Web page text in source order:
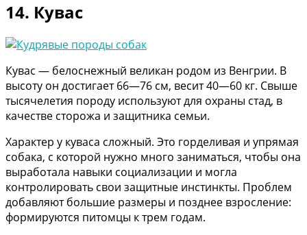
14. Кувас
Кувас — белоснежный великан родом из Венгрии. В
высоту он достигает 66—76 см, весит 40—60 кг. Свыше
тысячелетия породу используют для охраны стад, в
качестве сторожа и защитника семьи.
Характер у куваса сложный. Это горделивая и упрямая
собака, с которой нужно много заниматься, чтобы она
выработала навыки социализации и могла
контролировать свои защитные инстинкты. Проблем
добавляют большие размеры и позднее взросление:
формируются питомцы к трем годам.